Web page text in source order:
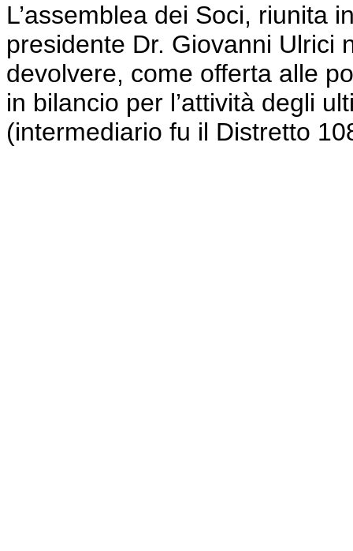
L’assemblea dei Soci, riunita
presidente Dr. Giovanni Ulrici
devolvere, come offerta alle
in bilancio per l’attività degli
(intermediario fu il Distretto